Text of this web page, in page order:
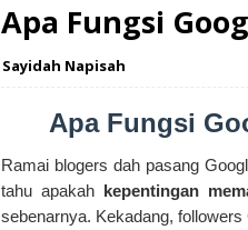
Apa Fungsi
Sayidah Napisah
Apa Fungsi
Ramai blogers dah pasang
tahu apakah kepentingan
sebenarnya. Kekadang,